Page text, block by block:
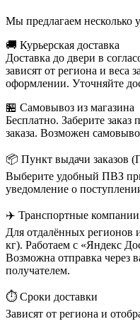
Мы предлагаем несколько
🚚 Курьерская доставка
Доставка до двери в
зависят от региона и веса
оформлении. Уточняйте
🏪 Самовывоз из магазина
Бесплатно. Заберите
заказа. Возможен
📦 Пункт выдачи заказов
Выберите удобный ПВЗ
уведомление о
✈️ Транспортные компании
Для отдалённых регионов
кг). Работаем с «Яндекс
Возможна отправка через
получателем.
⏱️ Сроки доставки
Зависят от региона и